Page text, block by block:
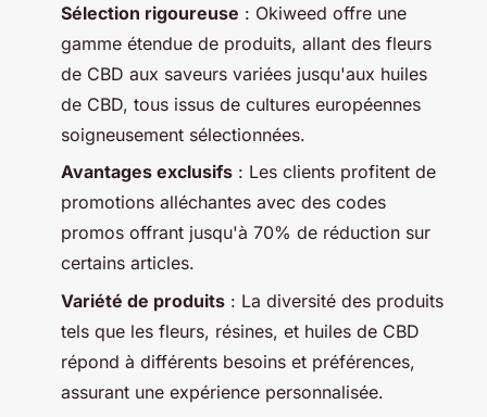
Sélection rigoureuse : Okiweed offre une
gamme étendue de produits, allant des fleurs
de CBD aux saveurs variées jusqu'aux huiles
de CBD, tous issus de cultures européennes
soigneusement sélectionnées.
Avantages exclusifs : Les clients profitent de
promotions alléchantes avec des codes
promos offrant jusqu'à 70% de réduction sur
certains articles.
Variété de produits : La diversité des produits
tels que les fleurs, résines, et huiles de CBD
répond à différents besoins et préférences,
assurant une expérience personnalisée.